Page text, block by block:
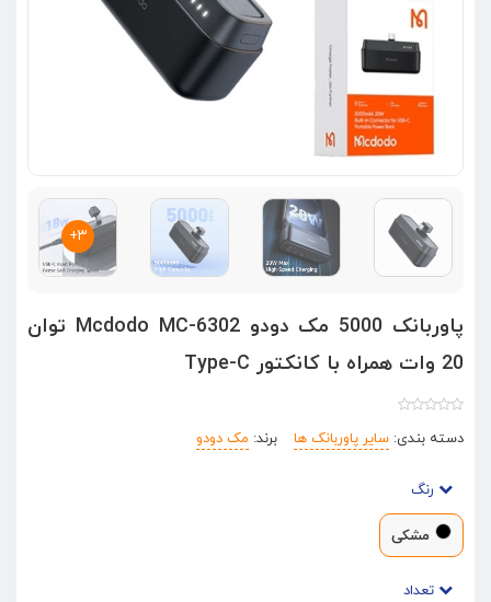
۳+
پاوربانک 5000 مک دودو Mcdodo MC-6302 توان
20 وات همراه با کانکتور Type-C
دسته بندی: سایر پاوربانک ها برند: مک دودو
رنگ
مشکی
تعداد